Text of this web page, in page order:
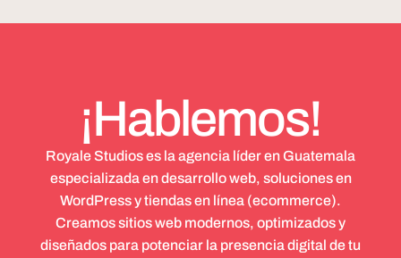
¡Hablemos!
Royale Studios es la agencia líder en Guatemala
especializada en desarrollo web, soluciones en
WordPress y tiendas en línea (ecommerce).
Creamos sitios web modernos, optimizados y
diseñados para potenciar la presencia digital de tu